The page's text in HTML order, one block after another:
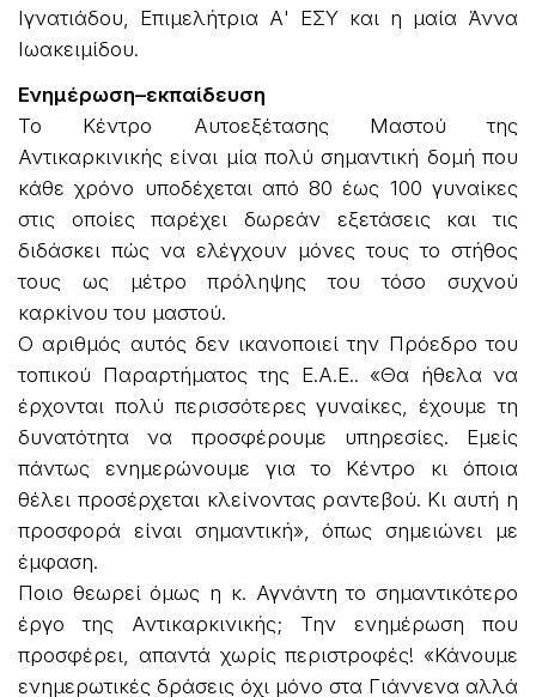
Ιγνατιάδου, Επιμελήτρια Α' ΕΣΥ και η μαία Άννα
Ιωακειμίδου.
Ενημέρωση–εκπαίδευση
Το Κέντρο Αυτοεξέτασης Μαστού της
Αντικαρκινικής είναι μία πολύ σημαντική δομή που
κάθε χρόνο υποδέχεται από 80 έως 100 γυναίκες
στις οποίες παρέχει δωρεάν εξετάσεις και τις
διδάσκει πώς να ελέγχουν μόνες τους το στήθος
τους ως μέτρο πρόληψης του τόσο συχνού
καρκίνου του μαστού.
Ο αριθμός αυτός δεν ικανοποιεί την Πρόεδρο του
τοπικού Παραρτήματος της Ε.Α.Ε.. «Θα ήθελα να
έρχονται πολύ περισσότερες γυναίκες, έχουμε τη
δυνατότητα να προσφέρουμε υπηρεσίες. Εμείς
πάντως ενημερώνουμε για το Κέντρο κι όποια
θέλει προσέρχεται κλείνοντας ραντεβού. Κι αυτή η
προσφορά είναι σημαντική», όπως σημειώνει με
έμφαση.
Ποιο θεωρεί όμως η κ. Αγνάντη το σημαντικότερο
έργο της Αντικαρκινικής; Την ενημέρωση που
προσφέρει, απαντά χωρίς περιστροφές! «Κάνουμε
ενημερωτικές δράσεις όχι μόνο στα Γιάννενα αλλά